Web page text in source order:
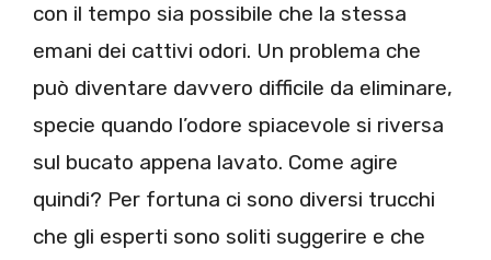
con il tempo sia possibile che la stessa
emani dei cattivi odori. Un problema che
può diventare davvero difficile da eliminare,
specie quando l’odore spiacevole si riversa
sul bucato appena lavato. Come agire
quindi? Per fortuna ci sono diversi trucchi
che gli esperti sono soliti suggerire e che